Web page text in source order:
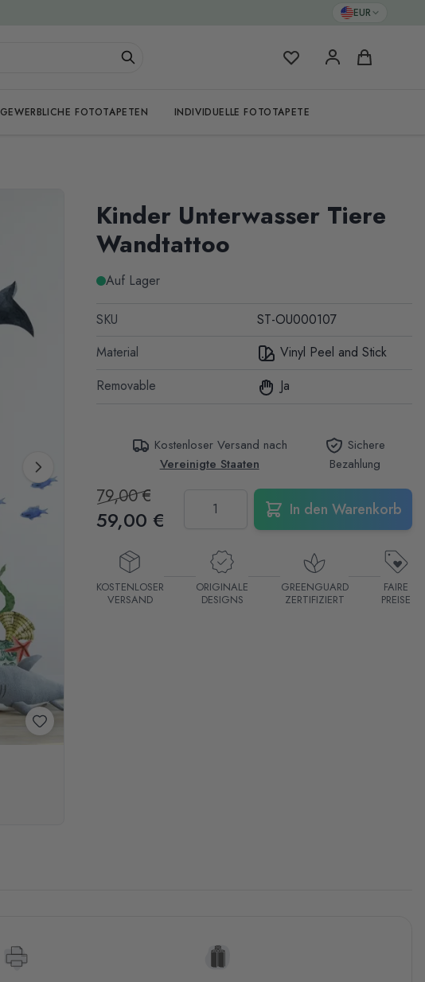
EUR
Meine FavoritenWarenkorb
GEWERBLICHE FOTOTAPETEN INDIVIDUELLE FOTOTAPETE
Kinder Unterwasser Tiere
Wandtattoo
Auf Lager
SKU
ST-OU000107
Material
Vinyl Peel and Stick
Removable
Ja
Kostenloser Versand nach
Vereinigte Staaten
Sichere
Bezahlung
79,00 €
59,00 € In den Warenkorb
KOSTENLOSER
VERSAND
ORIGINALE
DESIGNS
GREENGUARD
ZERTIFIZIERT
FAIRE
PREISE